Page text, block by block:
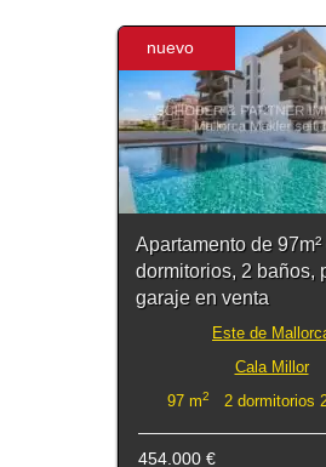
nuevo
Apartamento de 97m²
dormitorios, 2 baños,
garaje en venta
Este de
Cala Millor
97 m2 2 dormitorios
454.000 €